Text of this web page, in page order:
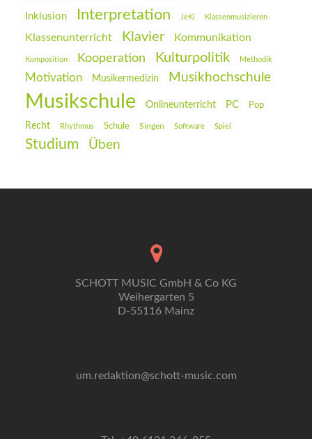
Inklusion Interpretation JeKi Klassenmusizieren
Klassenunterricht Klavier Kommunikation
Komposition Kooperation Kulturpolitik Methodik
Motivation Musikermedizin Musikhochschule
Musikschule Onlineunterricht PC Pop
Recht Rhythmus Schule Singen Software Spiel
Studium Üben
SCHOTT MUSIC GmbH & Co KG
Weihergarten 5
D-55116 Mainz
um.redaktion@schott-music.com